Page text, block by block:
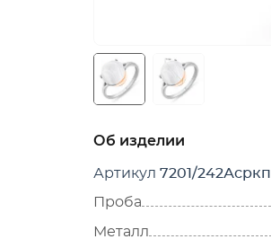
Об изделии
Артикул 7201/242Асркп
Проба
Металл